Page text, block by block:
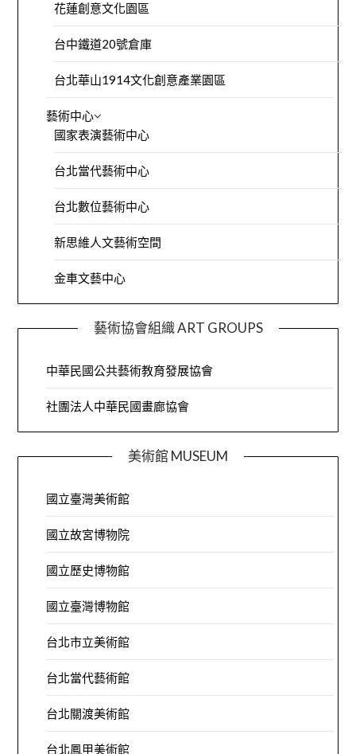
花蓮創意文化園區
台中鐵道20號倉庫
台北華山1914文化創意產業園區
藝術中心
國家表演藝術中心
台北當代藝術中心
台北數位藝術中心
新思維人文藝術空間
金車文藝中心
藝術協會組織 ART GROUPS
中華民國公共藝術教育發展協會
社團法人中華民國畫廊協會
美術館 MUSEUM
國立臺灣美術館
國立故宮博物院
國立歷史博物館
國立臺灣博物館
台北市立美術館
台北當代藝術館
台北關渡美術館
台北鳳甲美術館